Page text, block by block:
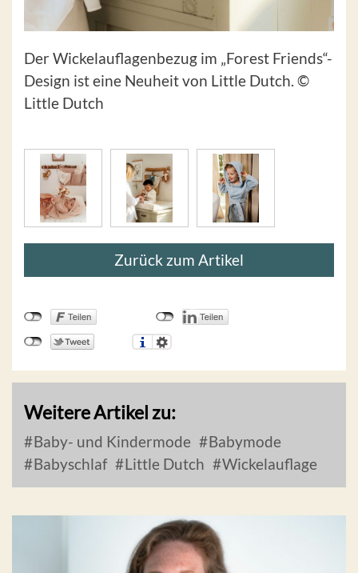
Der Wickelauflagenbezug im „Forest Friends“-
Design ist eine Neuheit von Little Dutch. ©
Little Dutch
Zurück zum Artikel
Weitere Artikel zu:
Baby- und Kindermode
Babymode
Babyschlaf
Little Dutch Wickelauflage